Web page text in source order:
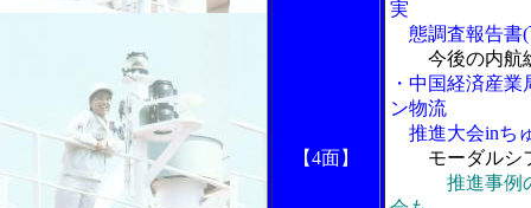
【4面】
実
態調査報告書(
今後の内航
・中国経済産
ン物流
推進大会inち
モーダルシフ
推進事例